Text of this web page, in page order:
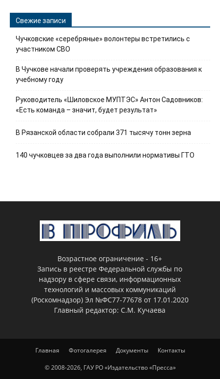
Свежие записи
Чучковские «серебряные» волонтеры встретились с
участником СВО
В Чучкове начали проверять учреждения образования к
учебному году
Руководитель «Шиловское МУПТЭС» Антон Садовников:
«Есть команда – значит, будет результат»
В Рязанской области собрали 371 тысячу тонн зерна
140 чучковцев за два года выполнили нормативы ГТО
Возрастное ограничение - 16+
Запись в реестре Федеральной службы по
надзору в сфере связи, информационных
технологий и массовых коммуникаций
(Роскомнадзор) Эл №ФС77-77678 от 17.01.2020
Главный редактор: С.М. Кучаева
Главная Фотогалерея Документы Контакты
© 2008-2026, ГАУ РО «Издательство «Пресса»